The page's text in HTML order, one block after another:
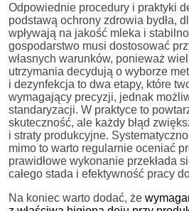
Odpowiednie procedury i praktyki
podstawą ochrony zdrowia bydła,
wpływają na jakość mleka i
gospodarstwo musi dostosować
własnych warunków, ponieważ
utrzymania decydują o wyborze
i dezynfekcja to dwa etapy, które
wymagający precyzji, jednak
standaryzacji. W praktyce to
skuteczność, ale każdy błąd
i straty produkcyjne.
mimo to warto regularnie oceniać
prawidłowe wykonanie przekłada
całego stada i efektywność pracy
Na koniec warto dodać, że